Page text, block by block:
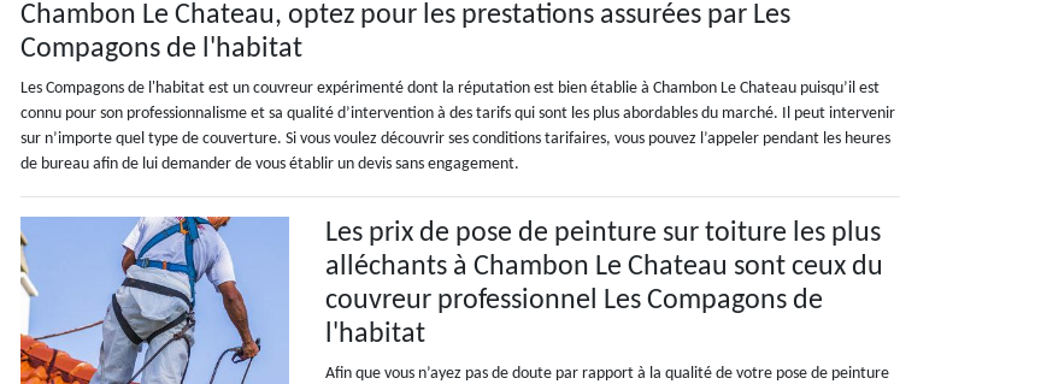
Chambon Le Chateau, optez pour les prestations assurées par Les
Compagons de l'habitat
Les Compagons de l'habitat est un couvreur expérimenté dont la réputation est bien établie à Chambon Le Chateau puisqu’il est
connu pour son professionnalisme et sa qualité d’intervention à des tarifs qui sont les plus abordables du marché. Il peut intervenir
sur n’importe quel type de couverture. Si vous voulez découvrir ses conditions tarifaires, vous pouvez l’appeler pendant les heures
de bureau afin de lui demander de vous établir un devis sans engagement.
Les prix de pose de peinture sur toiture les plus
alléchants à Chambon Le Chateau sont ceux du
couvreur professionnel Les Compagons de
l'habitat
Afin que vous n’ayez pas de doute par rapport à la qualité de votre pose de peinture